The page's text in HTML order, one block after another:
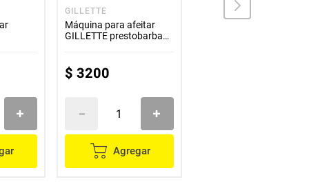
GILLETTE
Máquina para afeitar
GILLETTE prestobarba
$ 3200
Agregar
GILLETTE